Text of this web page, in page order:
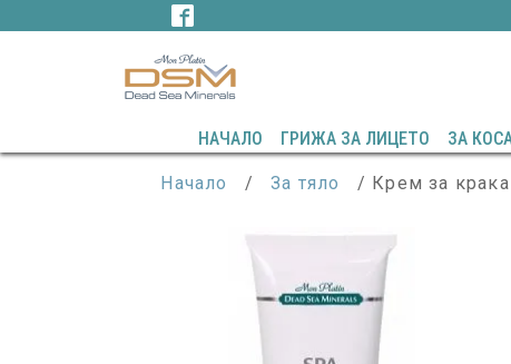
НАЧАЛО ГРИЖА ЗА ЛИЦЕТО ЗА
Начало / За тяло / Крем за